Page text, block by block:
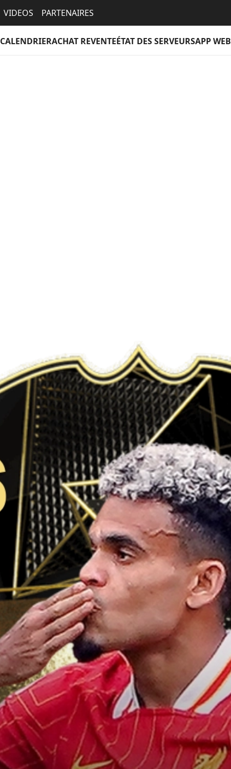
VIDEOS PARTENAIRES
CALENDRIERACHAT REVENTEÉTAT DES SERVEURSAPP WEB